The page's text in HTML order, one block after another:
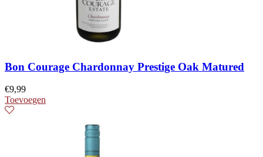
Bon Courage Chardonnay Prestige Oak Matured
€9,99
Toevoegen